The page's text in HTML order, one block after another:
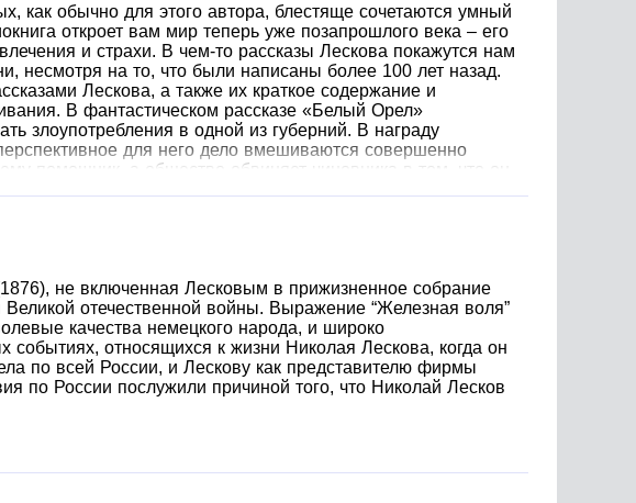
как обычно для этого автора, блестяще сочетаются умный
откроет вам мир теперь уже позапрошлого века – его
и страхи. В чем-то рассказы Лескова покажутся нам
на то, что были написаны более 100 лет назад.
Лескова, а также их краткое содержание и
В фантастическом рассказе «Белый Орел»
злоупотребления в одной из губерний. В награду
для него дело вмешиваются совершенно
помощник, а общество обвиняет чиновника в том, что он
встречают настоящее. Спиритический случай «Дух
романами французской писательницы Жанлис.
она просто раскрывает один из романов в
до тех пор, пока дух не решает подшутить над княгиней.
любую одежду так, что не было видно и следа.
его однофамильцем. Барина оскорбляет такое
того, чтобы тот сменил фамилию на французский манер —
еще русский народ сказал: «У страха глаза велики». В
— обсуждая, как лучше путешествовать – на поезде или
подозрительных. Замечая странного пассажира, они
кондуктор, начальник и жандарм, то выясняется, что
долгое время отказывающегося вернуть деньги
не включенная Лесковым в прижизненное собрание
отечественной войны. Выражение “Железная воля”
качества немецкого народа, и широко
относящихся к жизни Николая Лескова, когда он
по всей России, и Лескову как представителю фирмы
по России послужили причиной того, что Николай Лесков